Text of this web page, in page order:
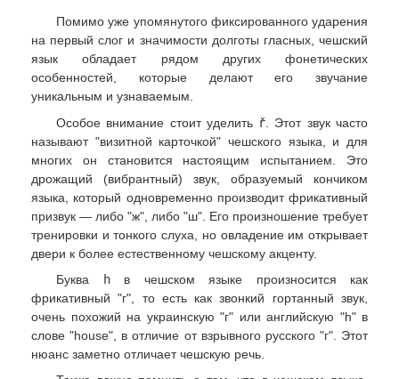
Помимо уже упомянутого фиксированного ударения
на первый слог и значимости долготы гласных, чешский
язык обладает рядом других фонетических
особенностей, которые делают его звучание
уникальным и узнаваемым.
Особое внимание стоит уделить ř . Этот звук часто
называют "визитной карточкой" чешского языка, и для
многих он становится настоящим испытанием. Это
дрожащий (вибрантный) звук, образуемый кончиком
языка, который одновременно производит фрикативный
призвук — либо "ж", либо "ш". Его произношение требует
тренировки и тонкого слуха, но овладение им открывает
двери к более естественному чешскому акценту.
Буква
hв чешском языке произносится как
фрикативный "г", то есть как звонкий гортанный звук,
очень похожий на украинскую "г" или английскую "h" в
слове "house", в отличие от взрывного русского "г". Этот
нюанс заметно отличает чешскую речь.